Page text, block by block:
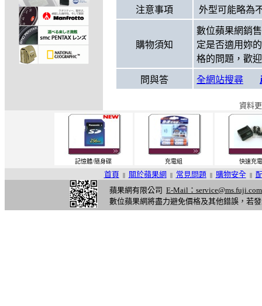
注意事項 外型可能略為
購物須知
數位蘋果網銷
定是否適用妳
格的問題，歡
問與答 全網站搜尋
資料
記憶體/隨身碟 充電組 快速充
首頁 || 關於蘋果網 || 常見問題 || 購物安全 ||
蘋果網有限公司 E-Mail：
數位蘋果網將盡力避免價格及其他錯誤，若